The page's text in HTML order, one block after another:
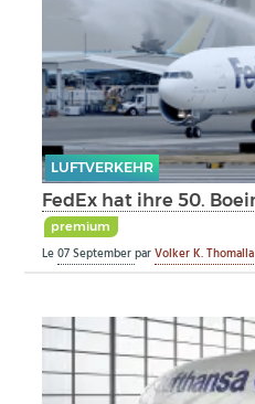
LUFTVERKEHR
FedEx hat ihre 50.
premium
Le07 SeptemberparVolker K. Thomalla